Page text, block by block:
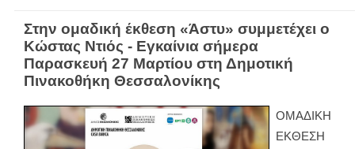
Στην ομαδική έκθεση «Άστυ» συμμετέχει ο
Κώστας Ντιός - Εγκαίνια σήμερα
Παρασκευή 27 Μαρτίου στη Δημοτική
Πινακοθήκη Θεσσαλονίκης
ΟΜΑΔΙΚΗ
ΕΚΘΕΣΗ